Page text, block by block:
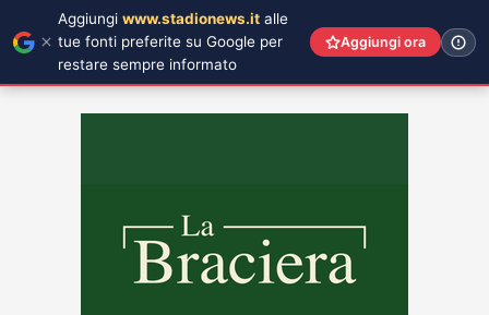
Aggiungi www.stadionews.it alle
tue fonti preferite su Google per
restare sempre informato
Aggiungi ora